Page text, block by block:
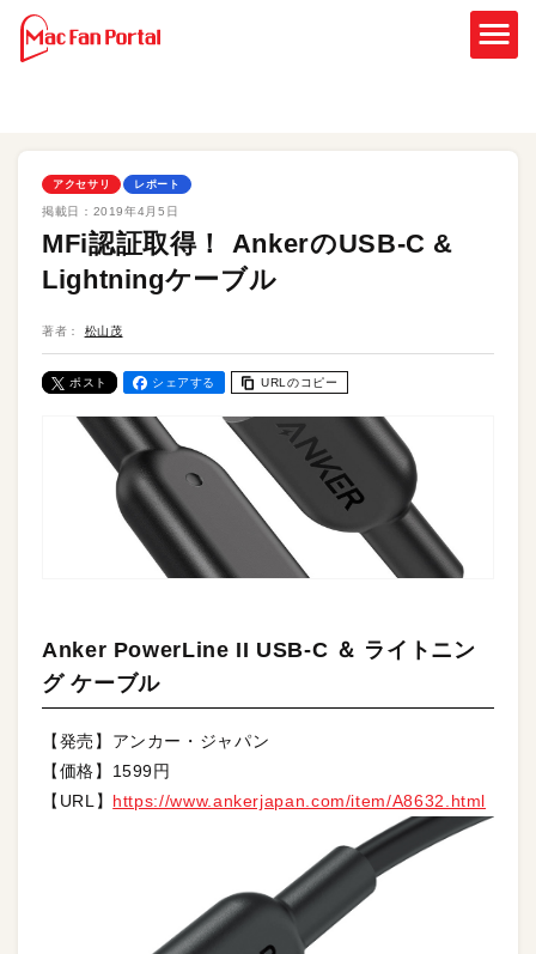
アクセサリ レポート
掲載日： 2019年4月5日
MFi認証取得！ AnkerのUSB-C &
Lightningケーブル
著者： 松山茂
ポスト シェアする URLのコピー
Anker PowerLine II USB-C ＆ ライトニン
グ ケーブル
【発売】アンカー・ジャパン
【価格】1599円
【URL】 https://www.ankerjapan.com/item/A8632.html